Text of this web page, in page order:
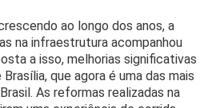
ao longo dos anos, a
na infraestrutura acompanhou
a isso, melhorias significativas
que agora é uma das mais
As reformas realizadas na